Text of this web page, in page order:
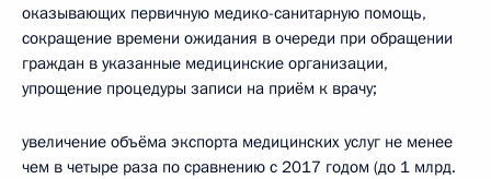
оказывающих первичную медико-санитарную помощь,
сокращение времени ожидания в очереди при обращении
граждан в указанные медицинские организации,
упрощение процедуры записи на приём к врачу;
увеличение объёма экспорта медицинских услуг не менее
чем в четыре раза по сравнению с 2017 годом (до 1 млрд.